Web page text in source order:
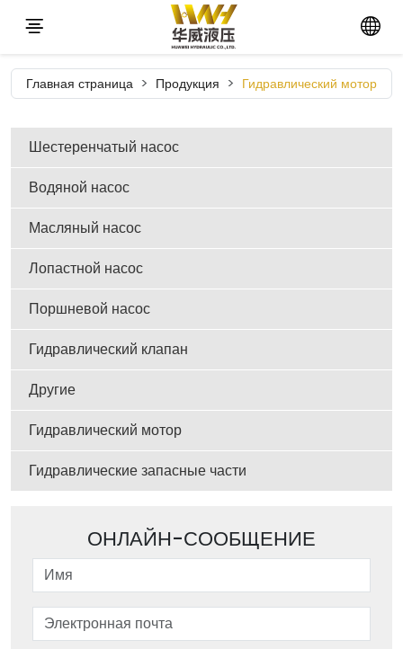
Главная страница Продукция Гидравлический мотор
Шестеренчатый насос
Водяной насос
Масляный насос
Лопастной насос
Поршневой насос
Гидравлический клапан
Другие
Гидравлический мотор
Гидравлические запасные части
ОНЛАЙН-СООБЩЕНИЕ